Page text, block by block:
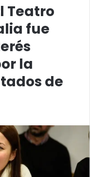
Teatro
fue
la
de